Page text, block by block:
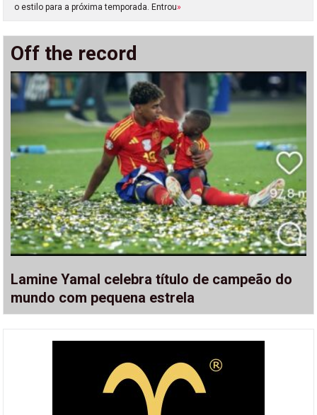
o estilo para a próxima temporada. Entrou»
Off the record
Lamine Yamal celebra título de campeão do
mundo com pequena estrela